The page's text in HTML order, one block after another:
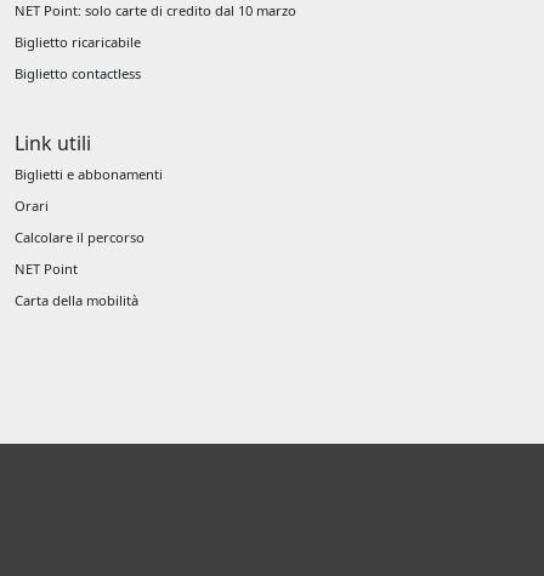
NET Point: solo carte di credito dal 10 marzo
Biglietto ricaricabile
Biglietto contactless
Link utili
Biglietti e abbonamenti
Orari
Calcolare il percorso
NET Point
Carta della mobilità